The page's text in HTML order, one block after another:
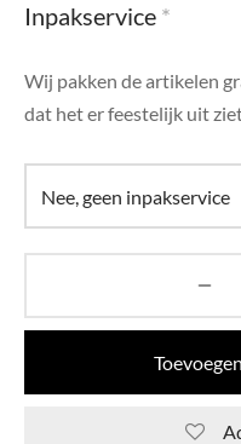
Inpakservice *
Wij pakken de artikelen
dat het er feestelijk uit
Rebul
Chique